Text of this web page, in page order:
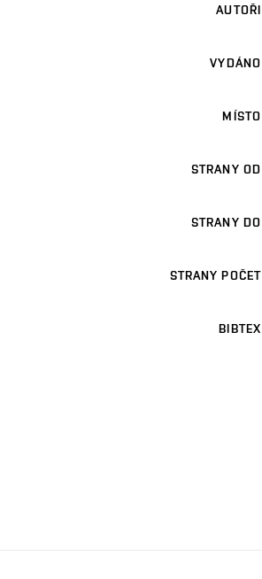
AUTOŘI
VYDÁNO
MÍSTO
STRANY OD
STRANY DO
STRANY POČET
BIBTEX